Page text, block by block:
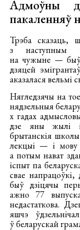
Адмоўны
пакаленняў
Трэба сказаць,
з наступным
на чужыне — быў
дзяцей
аказалася вельмі
Нягледзячы на
нядзельныя
х гадах
дзе яны жылі і
брытанскія
лекцыі — і мову
а потым нават
іспыт па
свае напрацоўкі,
быў дзіцячы
ажно 77
недастаткова.
яшчэ
ў беларускай